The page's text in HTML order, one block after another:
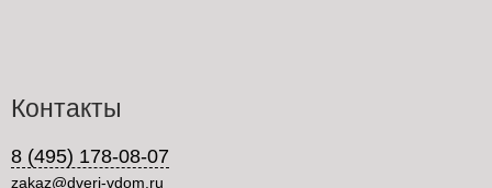
Контакты
8 (495) 178-08-07
zakaz@dveri-vdom.ru